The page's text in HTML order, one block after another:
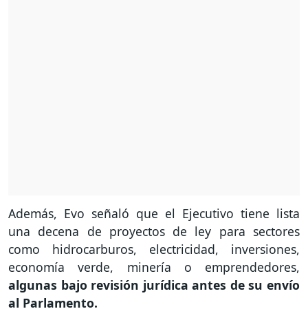
Además, Evo señaló que el Ejecutivo tiene lista
una decena de proyectos de ley para sectores
como hidrocarburos, electricidad, inversiones,
economía verde, minería o emprendedores,
algunas bajo revisión jurídica antes de su envío
al Parlamento.